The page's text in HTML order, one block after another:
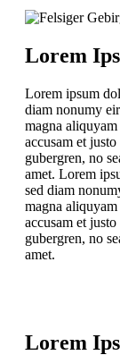
Lorem
Lorem ipsum
diam nonumy
magna
accusam et
gubergren, no
amet. Lorem
sed diam
magna
accusam et
gubergren, no
amet.
Lorem